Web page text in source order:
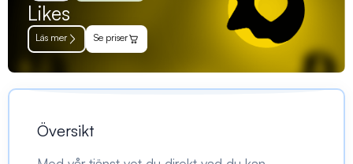
Likes
Läs mer Se priser
Översikt